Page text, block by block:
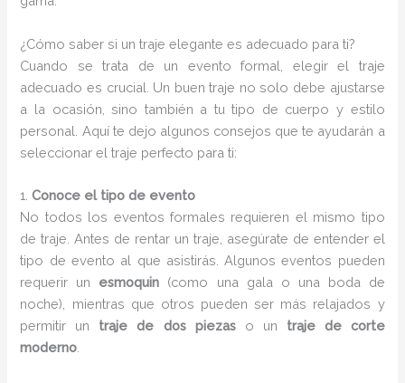
¿Cómo saber si un traje elegante es adecuado para ti?
Cuando se trata de un evento formal, elegir el traje
adecuado es crucial. Un buen traje no solo debe ajustarse
a la ocasión, sino también a tu tipo de cuerpo y estilo
personal. Aquí te dejo algunos consejos que te ayudarán a
seleccionar el traje perfecto para ti:
1.Conoce el tipo de evento
No todos los eventos formales requieren el mismo tipo
de traje. Antes de rentar un traje, asegúrate de entender el
tipo de evento al que asistirás. Algunos eventos pueden
requerir un esmoquin (como una gala o una boda de
noche), mientras que otros pueden ser más relajados y
permitir un traje de dos piezaso un traje de corte
moderno